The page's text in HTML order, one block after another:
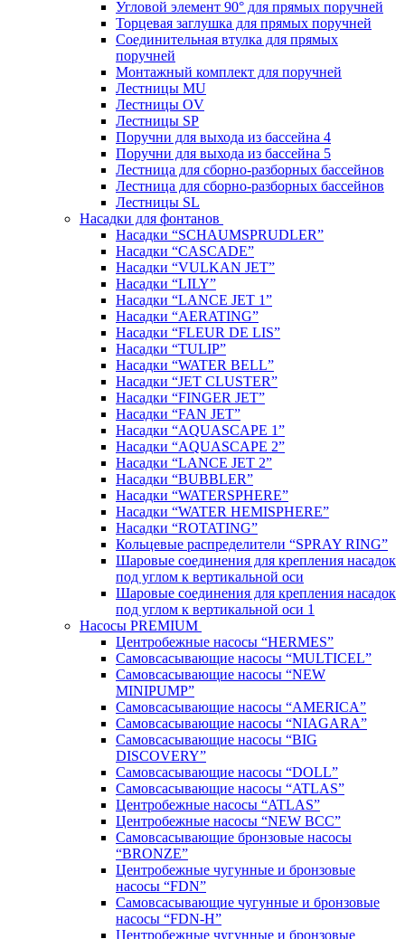
Угловой элемент 90° для прямых поручней
Торцевая заглушка для прямых поручней
Соединительная втулка для прямых
поручней
Монтажный комплект для поручней
Лестницы MU
Лестницы OV
Лестницы SP
Поручни для выхода из бассейна 4
Поручни для выхода из бассейна 5
Лестница для сборно-разборных бассейнов
Лестница для сборно-разборных бассейнов
Лестницы SL
Насадки для фонтанов
Насадки “SCHAUMSPRUDLER”
Насадки “CASCADE”
Насадки “VULKAN JET”
Насадки “LILY”
Насадки “LANCE JET 1”
Насадки “AERATING”
Насадки “FLEUR DE LIS”
Насадки “TULIP”
Насадки “WATER BELL”
Насадки “JET CLUSTER”
Насадки “FINGER JET”
Насадки “FAN JET”
Насадки “AQUASCAPE 1”
Насадки “AQUASCAPE 2”
Насадки “LANCE JET 2”
Насадки “BUBBLER”
Насадки “WATERSPHERE”
Насадки “WATER HEMISPHERE”
Насадки “ROTATING”
Кольцевые распределители “SPRAY RING”
Шаровые соединения для крепления насадок
под углом к вертикальной оси
Шаровые соединения для крепления насадок
под углом к вертикальной оси 1
Насосы PREMIUM
Центробежные насосы “HERMES”
Самовсасывающие насосы “MULTICEL”
Самовсасывающие насосы “NEW
MINIPUMP”
Самовсасывающие насосы “AMERICA”
Самовсасывающие насосы “NIAGARA”
Самовсасывающие насосы “BIG
DISCOVERY”
Самовсасывающие насосы “DOLL”
Самовсасывающие насосы “ATLAS”
Центробежные насосы “ATLAS”
Центробежные насосы “NEW BCC”
Самовсасывающие бронзовые насосы
“BRONZE”
Центробежные чугунные и бронзовые
насосы “FDN”
Самовсасывающие чугунные и бронзовые
насосы “FDN-Н”
Центробежные чугунные и бронзовые